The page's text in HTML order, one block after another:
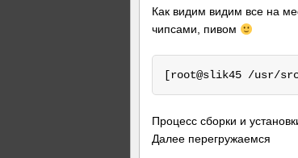
Как видим видим все на
чипсами, пивом
Процесс сборки и
Далее перегружаемся